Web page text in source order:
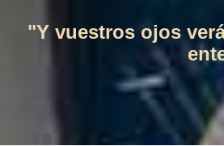
"Y vuestros ojos